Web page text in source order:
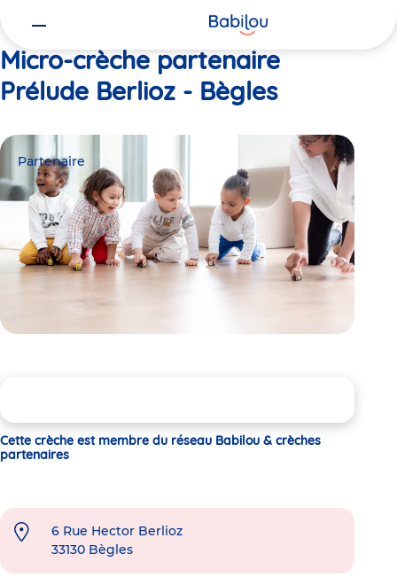
Micro-crèche partenaire
Prélude Berlioz - Bègles
Partenaire
Cette crèche est membre du réseau Babilou & crèches
partenaires
6 Rue Hector Berlioz
33130 Bègles